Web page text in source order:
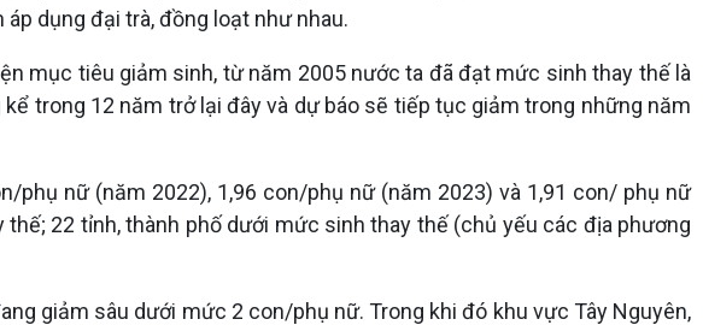
dụng đại trà, đồng loạt như nhau.
mục tiêu giảm sinh, từ năm 2005 nước ta đã đạt mức sinh thay thế là
trong 12 năm trở lại đây và dự báo sẽ tiếp tục giảm trong những năm
nữ (năm 2022), 1,96 con/phụ nữ (năm 2023) và 1,91 con/ phụ nữ
22 tỉnh, thành phố dưới mức sinh thay thế (chủ yếu các địa phương
giảm sâu dưới mức 2 con/phụ nữ. Trong khi đó khu vực Tây Nguyên,